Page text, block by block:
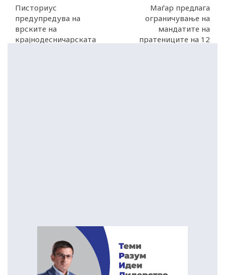
Писториус
предупредува на
врските на
крајнодесничарската
Маѓар предлага
ограничување на
мандатите на
пратениците на 12